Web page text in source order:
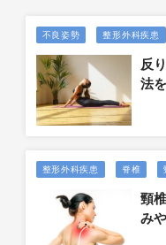
不良姿勢 整形外科疾患
反
法
整形外科疾患 脊椎
頸
み